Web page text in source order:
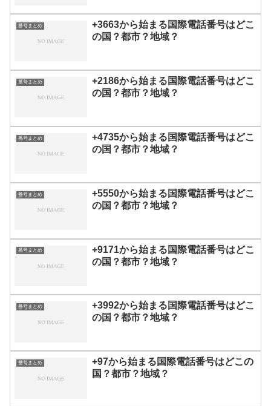
番号まとめ
+3663から始まる国際電話番号はどこ
の国？都市？地域？
番号まとめ
+2186から始まる国際電話番号はどこ
の国？都市？地域？
番号まとめ
+4735から始まる国際電話番号はどこ
の国？都市？地域？
番号まとめ
+5550から始まる国際電話番号はどこ
の国？都市？地域？
番号まとめ
+9171から始まる国際電話番号はどこ
の国？都市？地域？
番号まとめ
+3992から始まる国際電話番号はどこ
の国？都市？地域？
番号まとめ
+97から始まる国際電話番号はどこの
国？都市？地域？